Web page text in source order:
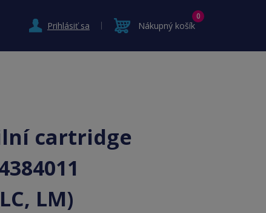
Prihlásiť sa Nákupný košík
0
cartridge
LM)